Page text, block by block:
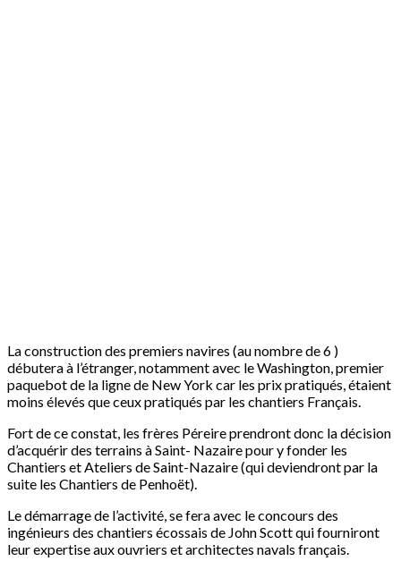
La construction des premiers navires (au nombre de 6 )
débutera à l’étranger, notamment avec le Washington, premier
paquebot de la ligne de New York car les prix pratiqués, étaient
moins élevés que ceux pratiqués par les chantiers Français.
Fort de ce constat, les frères Péreire prendront donc la décision
d’acquérir des terrains à Saint- Nazaire pour y fonder les
Chantiers et Ateliers de Saint-Nazaire (qui deviendront par la
suite les Chantiers de Penhoët).
Le démarrage de l’activité, se fera avec le concours des
ingénieurs des chantiers écossais de John Scott qui fourniront
leur expertise aux ouvriers et architectes navals français.